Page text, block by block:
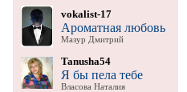
vokalist-17
Ароматная любовь
Мазур Дмитрий
Tanusha54
Я бы пела тебе
Власова Наталия